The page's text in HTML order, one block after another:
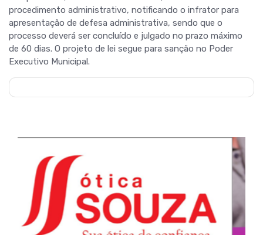
procedimento administrativo, notificando o infrator para
apresentação de defesa administrativa, sendo que o
processo deverá ser concluído e julgado no prazo máximo
de 60 dias. O projeto de lei segue para sanção no Poder
Executivo Municipal.